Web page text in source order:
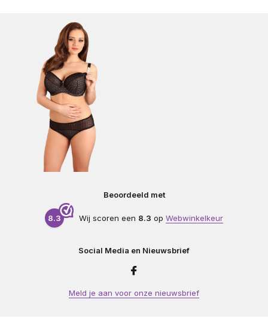
Beoordeeld met
8.3 Wij scoren een 8.3 op Webwinkelkeur
Social Media en Nieuwsbrief
Meld je aan voor onze nieuwsbrief